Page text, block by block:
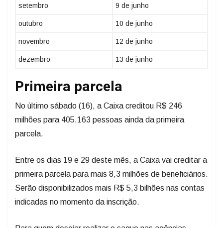
setembro 9 de junho
outubro 10 de junho
novembro 12 de junho
dezembro 13 de junho
Primeira parcela
No último sábado (16), a Caixa creditou R$ 246
milhões para 405.163 pessoas ainda da primeira
parcela.
Entre os dias 19 e 29 deste mês, a Caixa vai creditar a
primeira parcela para mais 8,3 milhões de beneficiários.
Serão disponibilizados mais R$ 5,3 bilhões nas contas
indicadas no momento da inscrição.